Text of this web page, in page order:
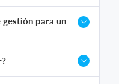
gestión para un